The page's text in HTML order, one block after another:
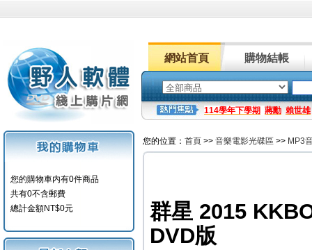
網站首頁 購物結帳
114學年下學期 蔣勳 賴世雄
您的購物車内有0件商品
共有0不含郵費
總計金額NT$0元
您的位置： 首頁 >> 音樂電影光碟區 >> MP3
群星 2015
DVD版